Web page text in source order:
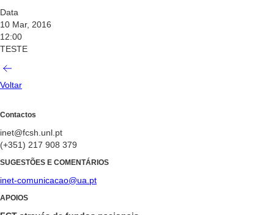
Data
10 Mar, 2016
12:00
TESTE
Voltar
Contactos
inet@fcsh.unl.pt
(+351) 217 908 379
SUGESTÕES E COMENTÁRIOS
inet-comunicacao@ua.pt
APOIOS